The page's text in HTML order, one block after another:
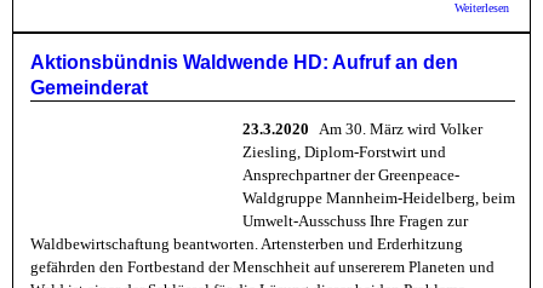
Weiterlesen
Aktionsbündnis Waldwende HD: Aufruf an den
Gemeinderat
23.3.2020 Am 30. März wird Volker
Ziesling, Diplom-Forstwirt und
Ansprechpartner der Greenpeace-
Waldgruppe Mannheim-Heidelberg, beim
Umwelt-Ausschuss Ihre Fragen zur
Waldbewirtschaftung beantworten. Artensterben und Erderhitzung
gefährden den Fortbestand der Menschheit auf unsererem Planeten und